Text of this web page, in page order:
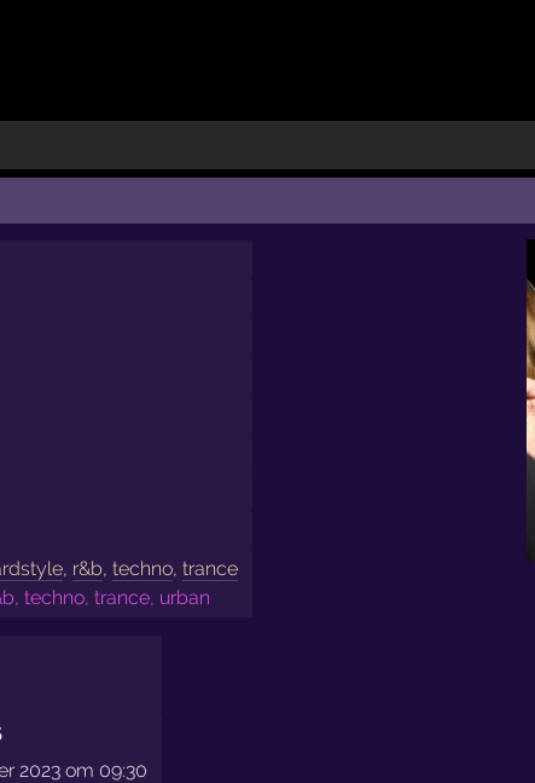
, r&b,techno,trance
techno, trance, urban
2023 om 09:30